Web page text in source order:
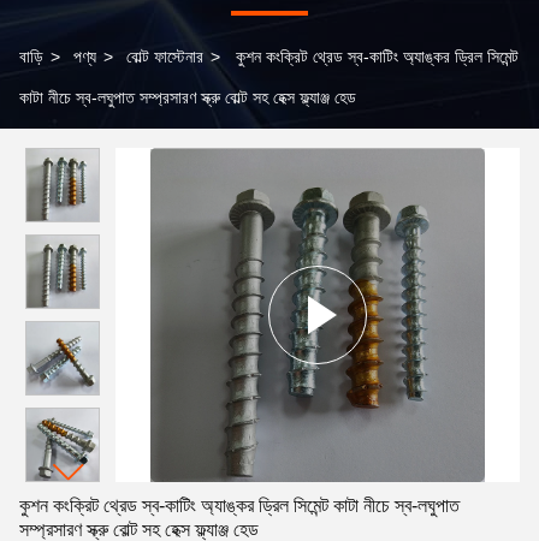
বাড়ি > পণ্য > বোল্ট ফাস্টেনার > কুশন কংক্রিট থ্রেড স্ব-কাটিং অ্যাঙ্কর ড্রিল সিমেন্ট
কাটা নীচে স্ব-লঘুপাত সম্প্রসারণ স্ক্রু বোল্ট সহ হেক্স ফ্ল্যাঞ্জ হেড
কুশন কংক্রিট থ্রেড স্ব-কাটিং অ্যাঙ্কর ড্রিল সিমেন্ট কাটা নীচে স্ব-লঘুপাত
সম্প্রসারণ স্ক্রু বোল্ট সহ হেক্স ফ্ল্যাঞ্জ হেড